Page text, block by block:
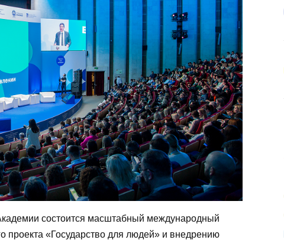
состоится масштабный международный
«Государство для людей» и внедрению